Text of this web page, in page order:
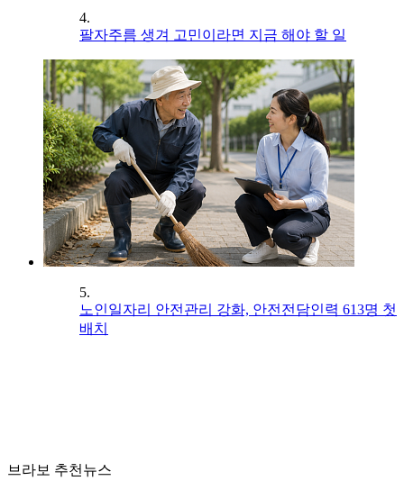
4.
팔자주름 생겨 고민이라면 지금 해야 할 일
5.
노인일자리 안전관리 강화, 안전전담인력 613명 첫
배치
브라보 추천뉴스